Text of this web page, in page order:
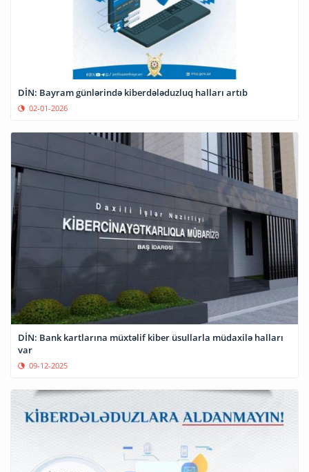
DİN: Bayram günlərində kiberdələduzluq halları artıb
02-01-2026
DİN: Bank kartlarına müxtəlif kiber üsullarla müdaxilə halları
var
09-12-2025